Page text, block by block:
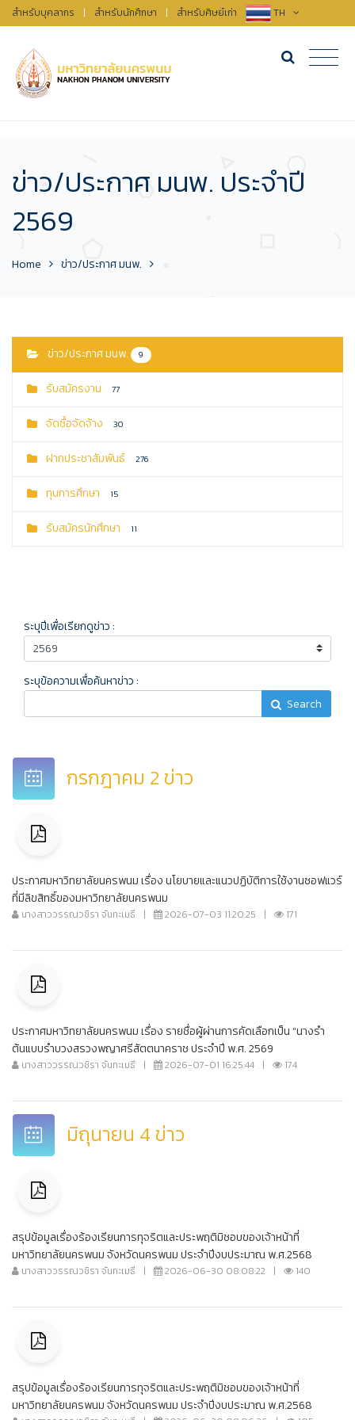
สำหรับบุคลากร | สำหรับนักศึกษา | สำหรับศิษย์เก่า TH
ข่าว/ประกาศ มนพ. ประจำปี
2569
Home ข่าว/ประกาศ มนพ.
ข่าว/ประกาศ มนพ. 9
รับสมัครงาน 77
จัดซื้อจัดจ้าง 30
ฝากประชาสัมพันธ์ 276
ทุนการศึกษา 15
รับสมัครนักศึกษา 11
ระบุปีเพื่อเรียกดูข่าว :
ระบุข้อความเพื่อค้นหาข่าว :
Search
กรกฎาคม 2 ข่าว
ประกาศมหาวิทยาลัยนครพนม เรื่อง นโยบายและแนวปฏิบัติการใช้งานซอฟแวร์
ที่มีลิขสิทธิ์ของมหาวิทยาลัยนครพนม
นางสาววรรณวชิรา จันทะเมธี | 2026-07-03 11:20:25 | 171
ประกาศมหาวิทยาลัยนครพนม เรื่อง รายชื่อผู้ผ่านการคัดเลือกเป็น “นางรำ
ต้นแบบรำบวงสรวงพญาศรีสัตตนาคราช ประจำปี พ.ศ. 2569
นางสาววรรณวชิรา จันทะเมธี | 2026-07-01 16:25:44 | 174
มิถุนายน 4 ข่าว
สรุปข้อมูลเรื่องร้องเรียนการทุจริตและประพฤติมิชอบของเจ้าหน้าที่
มหาวิทยาลัยนครพนม จังหวัดนครพนม ประจำปีงบประมาณ พ.ศ.2568
นางสาววรรณวชิรา จันทะเมธี | 2026-06-30 08:08:22 | 140
สรุปข้อมูลเรื่องร้องเรียนการทุจริตและประพฤติมิชอบของเจ้าหน้าที่
มหาวิทยาลัยนครพนม จังหวัดนครพนม ประจำปีงบประมาณ พ.ศ.2568